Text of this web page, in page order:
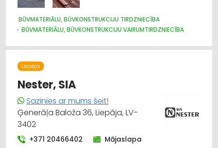
BŪVMATERIĀLU, BŪVKONSTRUKCIJU TIRDZNIECĪBA
BŪVMATERIĀLU, BŪVKONSTRUKCIJU VAIRUMTIRDZNIECĪBA
JUMTU SEGUMI
METĀLIZSTRĀDĀJUMI
DURVIS, LOGI
METĀLA TIRDZNIECĪBA
INTERNETVEIKALI, E-KOMERCIJA
APDARES MATERIĀLI: TIRDZNIECĪBA
Liepāja
Nester, SIA
Sazinies ar mums šeit!
Ģenerāļa Baloža 36, Liepāja, LV-
3402
+371 20466402 Mājaslapa